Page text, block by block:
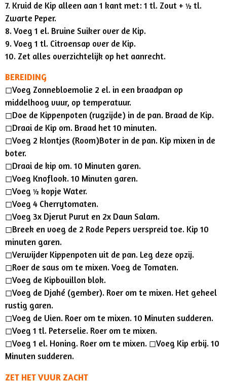
7. Kruid de Kip alleen aan 1 kant met: 1 tl. Zout + ½ tl.
Zwarte Peper.
8. Voeg 1 el. Bruine Suiker over de Kip.
9. Voeg 1 tl. Citroensap over de Kip.
10. Zet alles overzichtelijk op het aanrecht.
BEREIDING
◻︎Voeg Zonnebloemolie 2 el. in een braadpan op
middelhoog vuur, op temperatuur.
◻︎Doe de Kippenpoten (rugzijde) in de pan. Braad de Kip.
◻︎Draai de Kip om. Braad het 10 minuten.
◻︎Voeg 2 klontjes (Room)Boter in de pan. Kip mixen in de
boter.
◻︎Draai de kip om. 10 Minuten garen.
◻︎Voeg Knoflook. 10 Minuten garen.
◻︎Voeg ½ kopje Water.
◻︎Voeg 4 Cherrytomaten.
◻︎Voeg 3x Djerut Purut en 2x Daun Salam.
◻︎Breek en voeg de 2 Rode Pepers verspreid toe. Kip 10
minuten garen.
◻︎Verwijder Kippenpoten uit de pan. Leg deze opzij.
◻︎Roer de saus om te mixen. Voeg de Tomaten.
◻︎Voeg de Kipbouillon blok.
◻︎Voeg de Djahé (gember). Roer om te mixen. Het geheel
rustig garen.
◻︎Voeg de Uien. Roer om te mixen. 10 Minuten sudderen.
◻︎Voeg 1 tl. Peterselie. Roer om te mixen.
◻︎Voeg 1 el. Honing. Roer om te mixen. ◻︎Voeg Kip erbij. 10
Minuten sudderen.
ZET HET VUUR ZACHT